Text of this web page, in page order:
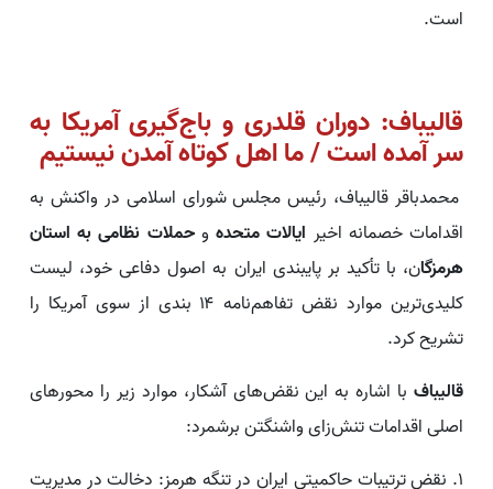
است.
قالیباف: دوران قلدری و باج‌گیری آمریکا به
سر آمده است / ما اهل کوتاه آمدن نیستیم
محمدباقر قالیباف، رئیس مجلس شورای اسلامی در واکنش به
اقدامات خصمانه اخیر ایالات متحدهو حملات نظامی به استان
هرمزگان، با تأکید بر پایبندی ایران به اصول دفاعی خود، لیست
کلیدی‌ترین موارد نقض تفاهم‌نامه ۱۴ بندی از سوی آمریکا را
تشریح کرد.
قالیباف با اشاره به این نقض‌های آشکار، موارد زیر را محورهای
اصلی اقدامات تنش‌زای واشنگتن برشمرد:
۱. نقض ترتیبات حاکمیتی ایران در تنگه هرمز: دخالت در مدیریت